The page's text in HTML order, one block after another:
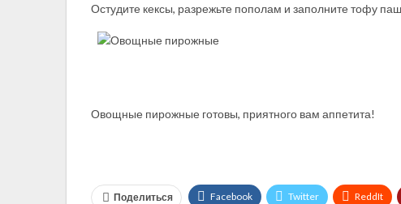
Остудите кексы, разрежьте пополам и заполните тофу
Овощные пирожные готовы, приятного вам аппетита!
Поделиться Facebook Twitter ReddIt